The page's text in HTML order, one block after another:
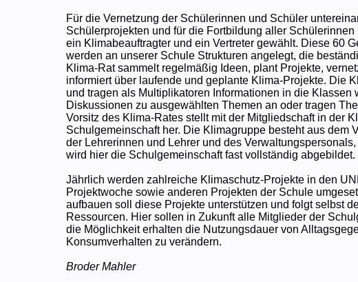
Für die Vernetzung der Schülerinnen und Schüler
Schülerprojekten und für die Fortbildung aller
ein Klimabeauftragter und ein Vertreter gewählt. Diese 60
werden an unserer Schule Strukturen angelegt, die
Klima-Rat sammelt regelmäßig Ideen, plant Projekte,
informiert über laufende und geplante Klima-Projekte. Die
und tragen als Multiplikatoren Informationen in die
Diskussionen zu ausgewählten Themen an oder tragen
Vorsitz des Klima-Rates stellt mit der Mitgliedschaft in der
Schulgemeinschaft her. Die Klimagruppe besteht aus dem
der Lehrerinnen und Lehrer und des
wird hier die Schulgemeinschaft fast vollständig abgebildet.
Jährlich werden zahlreiche Klimaschutz-Projekte in den
Projektwoche sowie anderen Projekten der Schule
aufbauen soll diese Projekte unterstützen und folgt selbst
Ressourcen. Hier sollen in Zukunft alle Mitglieder der
die Möglichkeit erhalten die Nutzungsdauer von
Konsumverhalten zu verändern.
Broder Mahler